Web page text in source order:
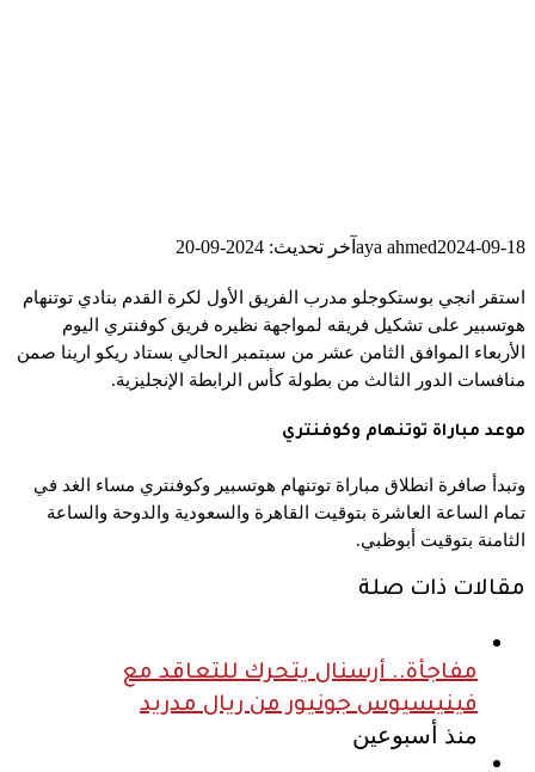
aya ahmed2024-09-18 آخر تحديث: 2024-09-20
استقر انجي بوستكوجلو مدرب الفريق الأول لكرة القدم بنادي توتنهام
هوتسبير على تشكيل فريقه لمواجهة نظيره فريق كوفنتري اليوم
الأربعاء الموافق الثامن عشر من سبتمبر الحالي بستاد ريكو ارينا صمن
منافسات الدور الثالث من بطولة كأس الرابطة الإنجليزية.
موعد مباراة توتنهام وكوفنتري
وتبدأ صافرة انطلاق مباراة توتنهام هوتسبير وكوفنتري مساء الغد في
تمام الساعة العاشرة بتوقيت القاهرة والسعودية والدوحة والساعة
الثامنة بتوقيت أبوظبي.
مقالات ذات صلة
مفاجأة.. أرسنال يتحرك للتعاقد مع
فينيسيوس جونيور من ريال مدريد
منذ أسبوعين